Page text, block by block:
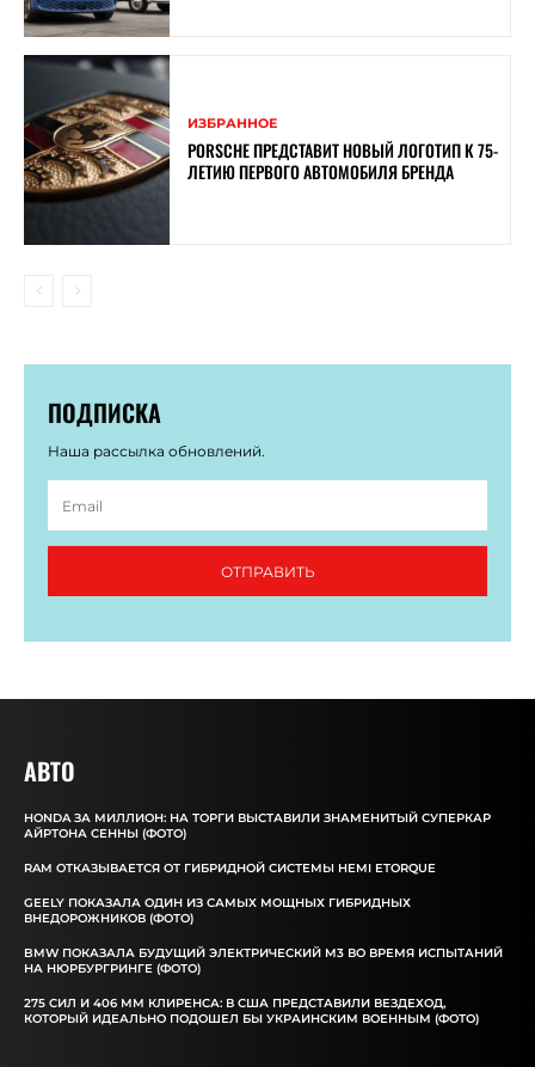
ИЗБРАННОЕ
PORSCHE ПРЕДСТАВИТ НОВЫЙ ЛОГОТИП К 75-
ЛЕТИЮ ПЕРВОГО АВТОМОБИЛЯ БРЕНДА
ПОДПИСКА
Наша рассылка обновлений.
ОТПРАВИТЬ
АВТО
HONDA ЗА МИЛЛИОН: НА ТОРГИ ВЫСТАВИЛИ ЗНАМЕНИТЫЙ СУПЕРКАР
АЙРТОНА СЕННЫ (ФОТО)
RAM ОТКАЗЫВАЕТСЯ ОТ ГИБРИДНОЙ СИСТЕМЫ HEMI ETORQUE
GEELY ПОКАЗАЛА ОДИН ИЗ САМЫХ МОЩНЫХ ГИБРИДНЫХ
ВНЕДОРОЖНИКОВ (ФОТО)
BMW ПОКАЗАЛА БУДУЩИЙ ЭЛЕКТРИЧЕСКИЙ M3 ВО ВРЕМЯ ИСПЫТАНИЙ
НА НЮРБУРГРИНГЕ (ФОТО)
275 СИЛ И 406 ММ КЛИРЕНСА: В США ПРЕДСТАВИЛИ ВЕЗДЕХОД,
КОТОРЫЙ ИДЕАЛЬНО ПОДОШЕЛ БЫ УКРАИНСКИМ ВОЕННЫМ (ФОТО)